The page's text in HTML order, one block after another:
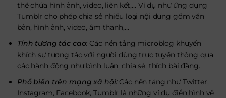
thể chứa hình ảnh, video, liên kết,… Ví dụ như ứng dụng
Tumblr cho phép chia sẻ nhiều loại nội dung gồm văn
bản, hình ảnh, video, âm thanh,…
Tính tương tác cao: Các nền tảng microblog khuyến
khích sự tương tác với người dùng trực tuyến thông qua
các hành động như bình luận, chia sẻ, thích bài đăng.
Phổ biến trên mạng xã hội:Các nền tảng như Twitter,
Instagram, Facebook, Tumblr là những ví dụ điển hình về